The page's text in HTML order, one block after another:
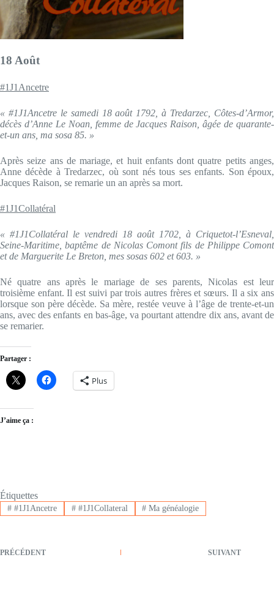
18 Août
#1J1Ancetre
« #1J1Ancetre le samedi 18 août 1792, à Tredarzec, Côtes-d’Armor,
décès d’Anne Le Noan, femme de Jacques Raison, âgée de quarante-
et-un ans, ma sosa 85. »
Après seize ans de mariage, et huit enfants dont quatre petits anges,
Anne décède à Tredarzec, où sont nés tous ses enfants. Son époux,
Jacques Raison, se remarie un an après sa mort.
#1J1Collatéral
« #1J1Collatéral le vendredi 18 août 1702, à Criquetot-l’Esneval,
Seine-Maritime, baptême de Nicolas Comont fils de Philippe Comont
et de Marguerite Le Breton, mes sosas 602 et 603. »
Né quatre ans après le mariage de ses parents, Nicolas est leur
troisième enfant. Il est suivi par trois autres frères et sœurs. Il a six ans
lorsque son père décède. Sa mère, restée veuve à l’âge de trente-et-un
ans, avec des enfants en bas-âge, va pourtant attendre dix ans, avant de
se remarier.
Partager :
Plus
J’aime ça :
Étiquettes
##1J1Ancetre ##1J1Collateral # Ma généalogie
PRÉCÉDENT SUIVANT